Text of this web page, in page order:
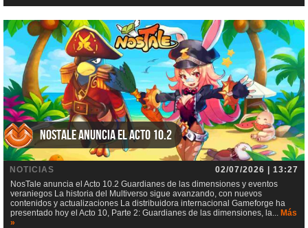
NosTale anuncia el Acto 10.2
NOTICIAS
02/07/2026 | 13:27
NosTale anuncia el Acto 10.2 Guardianes de las dimensiones y eventos
veraniegos La historia del Multiverso sigue avanzando, con nuevos
contenidos y actualizaciones La distribuidora internacional Gameforge ha
presentado hoy el Acto 10, Parte 2: Guardianes de las dimensiones, la... Más
»